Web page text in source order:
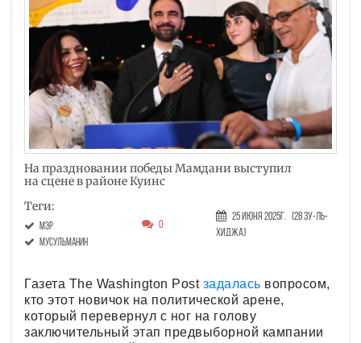
На праздновании победы Мамдани выступил
на сцене в районе Куинс
Теги:
мэр
мусульманин
0
25 Июня 2025г. (28 Зу-ль-
хиджа)
Газета The Washington Post задалась вопросом,
кто этот новичок на политической арене,
который перевернул с ног на голову
заключительный этап предвыборной кампании